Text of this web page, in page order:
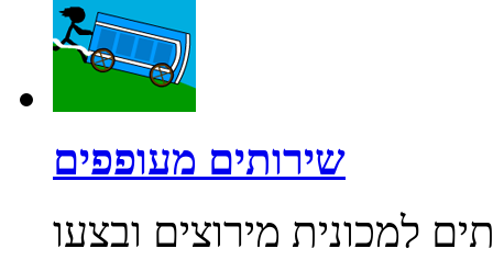
שירותים מעופפים